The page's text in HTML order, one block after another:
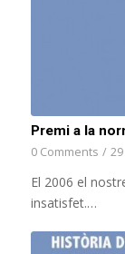
Premi a la
0 Comments /
El 2006 el
insatisfet.…